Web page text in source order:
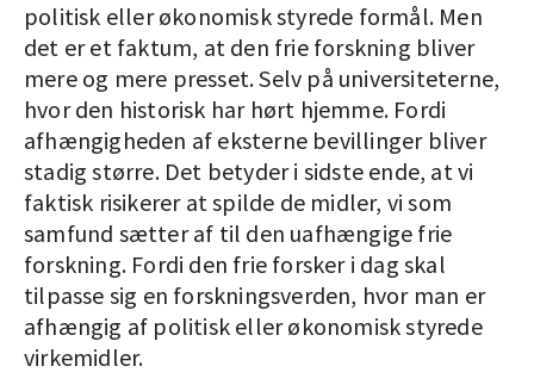
politisk eller økonomisk styrede formål. Men
det er et faktum, at den frie forskning bliver
mere og mere presset. Selv på universiteterne,
hvor den historisk har hørt hjemme. Fordi
afhængigheden af eksterne bevillinger bliver
stadig større. Det betyder i sidste ende, at vi
faktisk risikerer at spilde de midler, vi som
samfund sætter af til den uafhængige frie
forskning. Fordi den frie forsker i dag skal
tilpasse sig en forskningsverden, hvor man er
afhængig af politisk eller økonomisk styrede
virkemidler.